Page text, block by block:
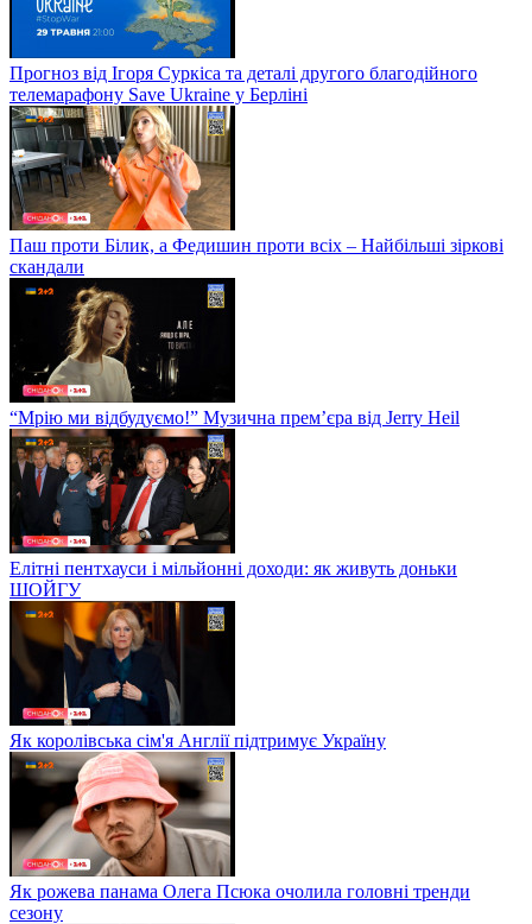
Прогноз від Ігоря Суркіса та деталі другого благодійного
телемарафону Save Ukraine у Берліні
Паш проти Білик, а Федишин проти всіх – Найбільші зіркові
скандали
“Мрію ми відбудуємо!” Музична прем’єра від Jerry Heil
Елітні пентхауси і мільйонні доходи: як живуть доньки
ШОЙГУ
Як королівська сім'я Англії підтримує Україну
Як рожева панама Олега Псюка очолила головні тренди
сезону